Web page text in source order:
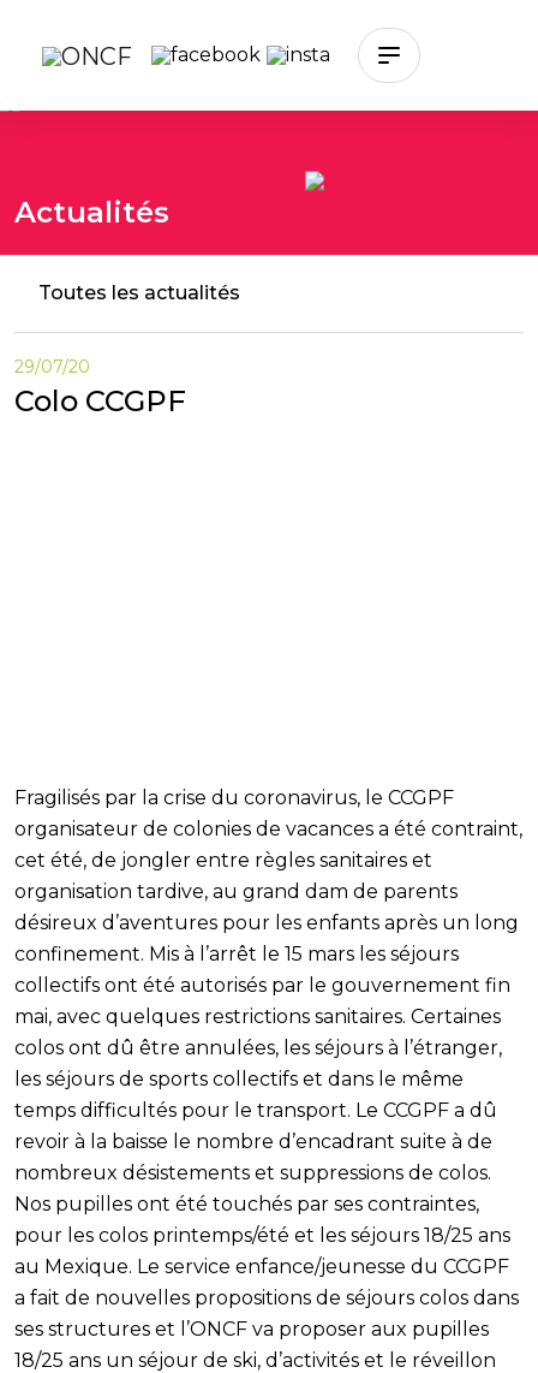
Actualités
Toutes les actualités
29/07/20
Colo CCGPF
Fragilisés par la crise du coronavirus, le CCGPF
organisateur de colonies de vacances a été contraint,
cet été, de jongler entre règles sanitaires et
organisation tardive, au grand dam de parents
désireux d’aventures pour les enfants après un long
confinement. Mis à l’arrêt le 15 mars les séjours
collectifs ont été autorisés par le gouvernement fin
mai, avec quelques restrictions sanitaires. Certaines
colos ont dû être annulées, les séjours à l’étranger,
les séjours de sports collectifs et dans le même
temps difficultés pour le transport. Le CCGPF a dû
revoir à la baisse le nombre d’encadrant suite à de
nombreux désistements et suppressions de colos.
Nos pupilles ont été touchés par ses contraintes,
pour les colos printemps/été et les séjours 18/25 ans
au Mexique. Le service enfance/jeunesse du CCGPF
a fait de nouvelles propositions de séjours colos dans
ses structures et l’ONCF va proposer aux pupilles
18/25 ans un séjour de ski, d’activités et le réveillon